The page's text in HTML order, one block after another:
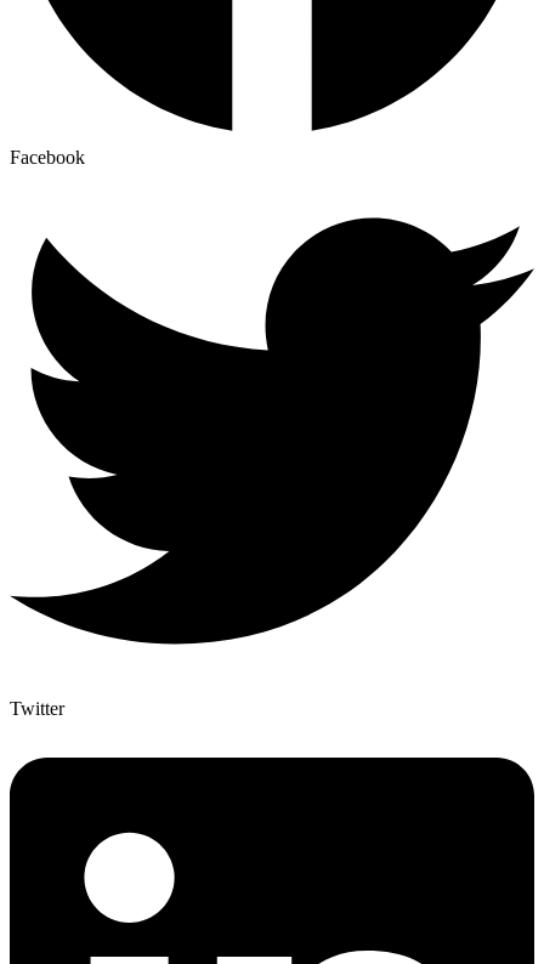
Facebook
Twitter